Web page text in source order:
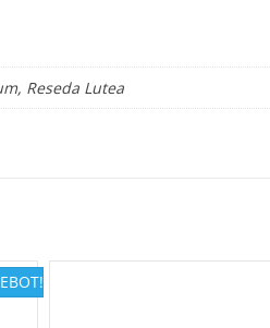
Reseda Lutea